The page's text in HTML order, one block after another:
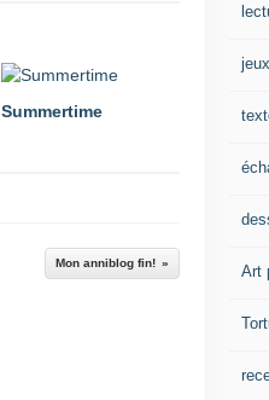
Summertime
Mon anniblog fin!
jeux
Art